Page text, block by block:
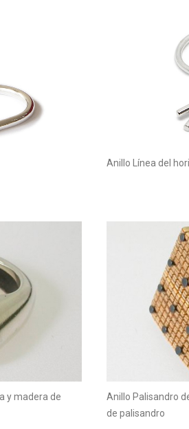
Anillo Línea del
y madera de
Anillo Palisandro
de palisandro